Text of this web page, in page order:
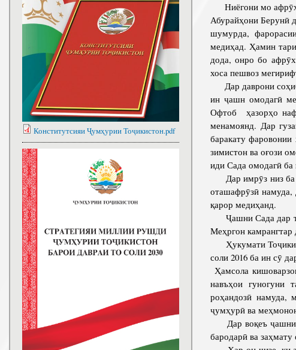
Ниёгони мо
Абурайҳони Берунӣ
шумурда,
медиҳад. Ҳамин
дода, онро бо
хоса пешвоз
Дар даврони
ин ҷашн омодагӣ
Офтоб ҳазорҳо
менамоянд. Дар
баракату
зимистон ва оғози
иди Сада омодагӣ
Дар имрӯз низ ба
оташафрӯзӣ
қарор медиҳанд.
Ҷашни Сада дар
Меҳргон камрангтар
Ҳукумати
соли 2016 ба ин сӯ
Ҳамсола
навъҳои гуногуни
роҳандозӣ намуда,
ҷумҳурӣ ва
Дар воқеъ ҷашни
бародарӣ ва
Конститутсияи Ҷумҳурии Тоҷикистон.pdf